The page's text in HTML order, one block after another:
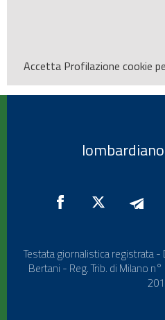
Accetta Profilazione cookie
Testata giornalistica registrata
Bertani - Reg. Trib. di Milano